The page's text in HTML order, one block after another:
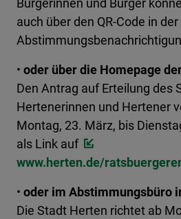
Bürgerinnen und Bürger
auch über den QR-Code in der
• oder über die Homepage
Den Antrag auf Erteilung des
Hertenerinnen und Hertener
Montag, 23. März, bis
als Link auf
www.herten.de/
• oder im Abstimmungsbüro
Die Stadt Herten richtet ab